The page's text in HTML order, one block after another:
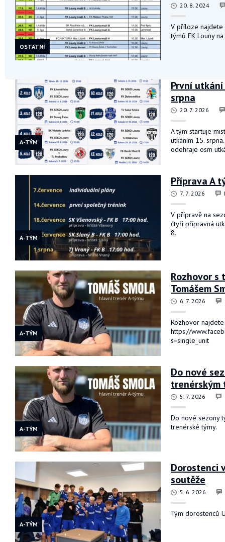
OSTATNÍ
20. 8. 2024
V příloze najdete
týmů FK Louny
A-TÝM
První
srpna
20. 7. 2026
A tým startuje
utkáním 15.
odehraje osm
A-TÝM
Příprava A
7. 7. 2026
V přípravě na
čtyři přípravná
8.
A-TÝM
Rozhovor s
Tomášem
6. 7. 2026
Rozhovor
https://
s=single_unit
A-TÝM
Do nové
trenérským
5. 7. 2026
Do nové sezony
trenérské týmy.
A-TÝM
Dorostenci
soutěže
5. 6. 2026
Tým dorostenců